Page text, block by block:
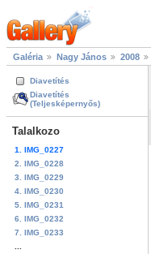
Galéria Nagy János 2008
Diavetítés
Diavetítés
(Teljesképernyős)
Talalkozo
1. IMG_0227
2. IMG_0228
3. IMG_0229
4. IMG_0230
5. IMG_0231
6. IMG_0232
7. IMG_0233